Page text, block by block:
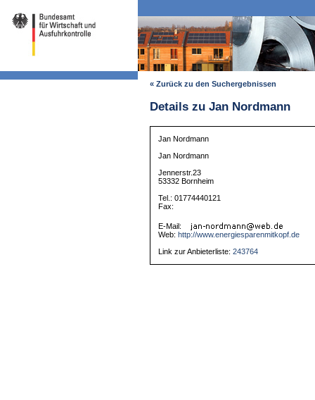
« Zurück zu den Suchergebnissen
Details zu Jan Nordmann
Jan Nordmann
Jan Nordmann
Jennerstr.23
53332 Bornheim
Tel.: 01774440121
Fax:
E-Mail:
Web: http://www.energiesparenmitkopf.de
Link zur Anbieterliste:243764